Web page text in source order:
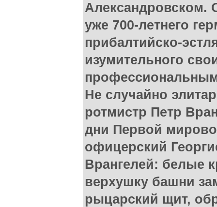
Александровском.
уже 700-летнего
прибалтийско-
изумительного
Не случайно
ротмистр Петр
дни Первой
офицерский
Врангелей: белые
верхушку башни
рыцарский щит,